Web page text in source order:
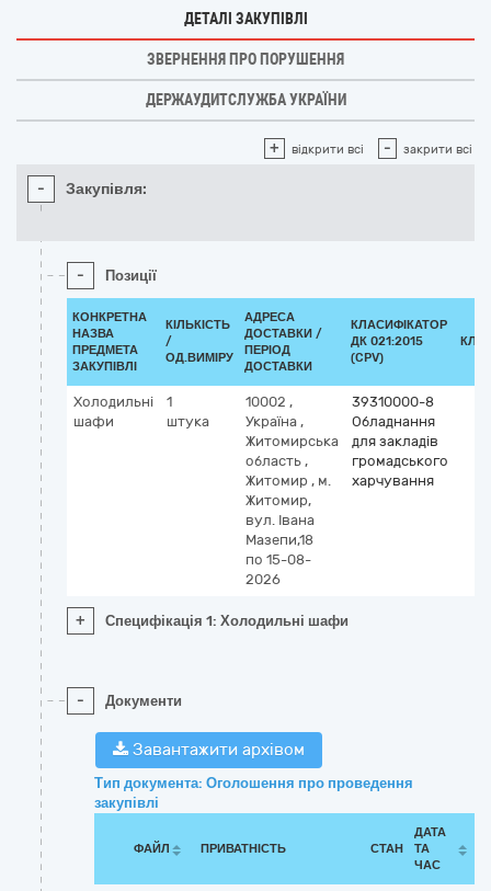
ДЕТАЛІ ЗАКУПІВЛІ
ЗВЕРНЕННЯ ПРО ПОРУШЕННЯ
ДЕРЖАУДИТСЛУЖБА УКРАЇНИ
+ відкрити всі - закрити всі
- Закупівля:
- Позиції
КОНКРЕТНА
НАЗВА
ПРЕДМЕТА
ЗАКУПІВЛІ
КІЛЬКІСТЬ
/
ОД.ВИМІРУ
АДРЕСА
ДОСТАВКИ /
ПЕРІОД
ДОСТАВКИ
КЛАСИФІКАТОР
ДК 021:2015
(CPV)
Холодильні
шафи
1
штука
10002 ,
Україна ,
Житомирська
область ,
Житомир , м.
Житомир,
вул. Івана
Мазепи,18
по 15-08-
2026
39310000-8
Обладнання
для закладів
громадського
харчування
+ Специфікація 1: Холодильні шафи
- Документи
Завантажити архівом
Тип документа: Оголошення про проведення
закупівлі
ФАЙЛ ПРИВАТНІСТЬ СТАН
ДАТА
ТА
ЧАС